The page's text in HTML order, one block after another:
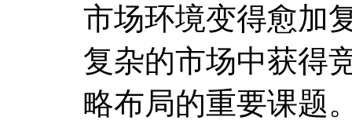
市场环境变得愈加
复杂的市场中获得
略布局的重要课题